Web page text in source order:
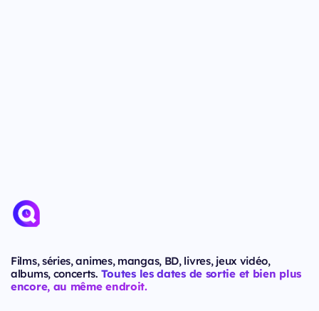
Films, séries, animes, mangas, BD, livres, jeux vidéo,
albums, concerts. Toutes les dates de sortie et bien plus
encore, au même endroit.